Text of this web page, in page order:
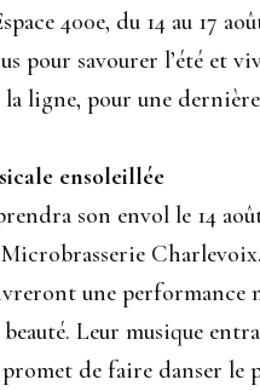
400e, du 14 au 17
pour savourer l’été et
ligne, pour une
ensoleillée
son envol le 14
une performance
Leur musique
promet de faire danser